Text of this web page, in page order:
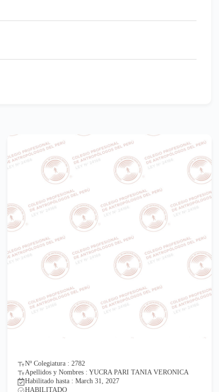
Nº Colegiatura : 2782
Apellidos y Nombres : YUCRA PARI TANIA VERONICA
Habilitado hasta : March 31, 2027
HABILITADO